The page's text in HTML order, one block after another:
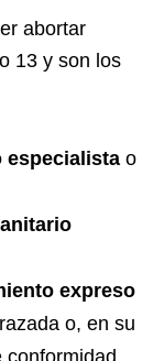
abortar
13 y son los
especialista o
expreso
o, en su
conformidad